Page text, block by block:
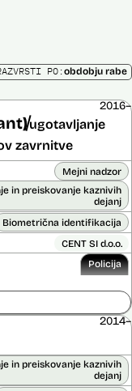
PO:obdobju rabe
ugotavljanje
zavrnitve
2016–
Mejni nadzor
in preiskovanje kaznivih
dejanj
Biometrična identifikacija
CENT SI d.o.o.
Policija
136.701,00 € z DDV
Ne
2014–
in preiskovanje kaznivih
dejanj